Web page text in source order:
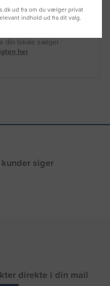
9992 0233
din lokale sælger
her
siger
direkte i din mail
ud fra om du vælger privat
indhold ud fra dit valg.